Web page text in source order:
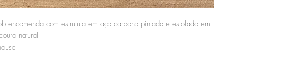
encomenda com estrutura em aço carbono pintado e estofado em
natural